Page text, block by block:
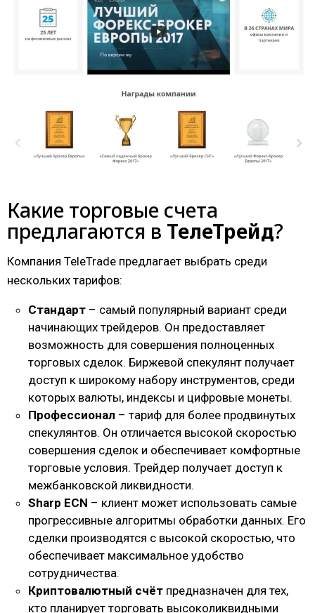
Какие торговые счета
предлагаются в ТелеТрейд?
Компания TeleTrade предлагает выбрать среди
нескольких тарифов:
Стандарт – самый популярный вариант среди
начинающих трейдеров. Он предоставляет
возможность для совершения полноценных
торговых сделок. Биржевой спекулянт получает
доступ к широкому набору инструментов, среди
которых валюты, индексы и цифровые монеты.
Профессионал – тариф для более продвинутых
спекулянтов. Он отличается высокой скоростью
совершения сделок и обеспечивает комфортные
торговые условия. Трейдер получает доступ к
межбанковской ликвидности.
Sharp ECN – клиент может использовать самые
прогрессивные алгоритмы обработки данных. Его
сделки производятся с высокой скоростью, что
обеспечивает максимальное удобство
сотрудничества.
Криптовалютный счёт предназначен для тех,
кто планирует торговать высоколиквидными